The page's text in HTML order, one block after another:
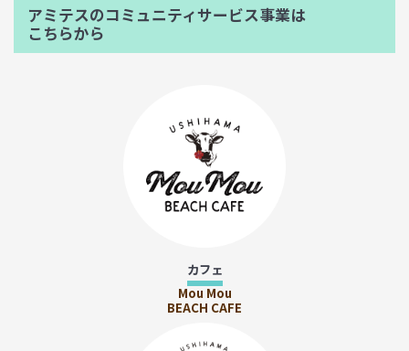
アミテスのコミュニティサービス事業は
こちらから
カフェ
Mou Mou
BEACH CAFE